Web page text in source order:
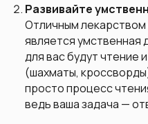
Развивайте
Отличным лекарством
является умственная
для вас будут чтение
(шахматы,
просто процесс
ведь ваша задача —